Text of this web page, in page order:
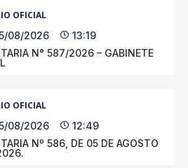
OFICIAL
08/2026
13:19
N° 587/2026 – GABINETE
OFICIAL
08/2026
12:49
Nº 586, DE 05 DE AGOSTO